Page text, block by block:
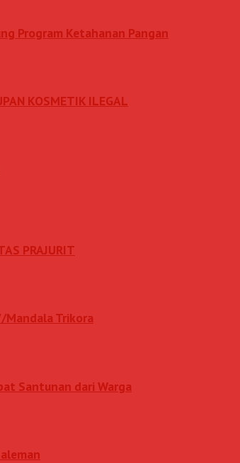
Program Ketahanan Pangan
KOSMETIK ILEGAL
PRAJURIT
Mandala Trikora
Santunan dari Warga